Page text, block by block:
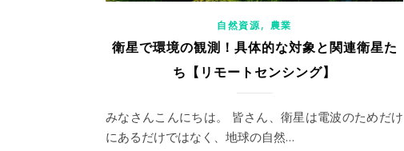
自然資源, 農業
衛星で環境の観測！具体的な対象と関連衛星た
ち【リモートセンシング】
みなさんこんにちは。 皆さん、衛星は電波のためだけ
にあるだけではなく、地球の自然…